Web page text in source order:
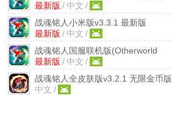
最新版 / 中文 /
战魂铭人小米版v3.3.1 最新版
最新版 / 中文 /
战魂铭人国服联机版(Otherworld
Legends)v3.3.1 最新版
最新版 / 中文 /
战魂铭人全皮肤版v3.2.1 无限金币版
中文 /